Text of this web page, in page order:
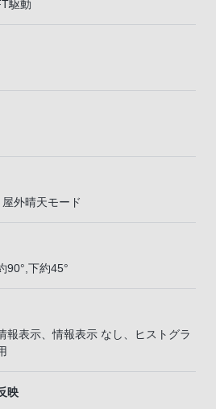
駆動
外晴天モード
90°,下約45°
報表示、情報表示 なし、ヒストグラ
映